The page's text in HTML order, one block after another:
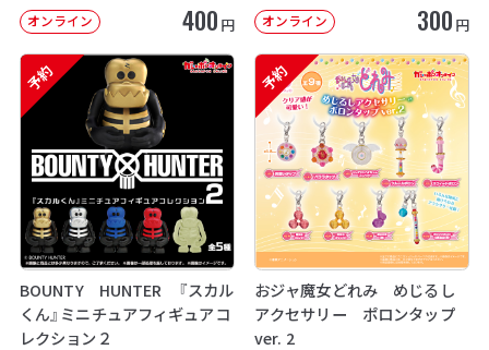
オンライン 400 円 オンライン 300 円
予約
BOUNTY HUNTER 『スカル
くん』ミニチュアフィギュアコ
レクション２
予約
おジャ魔女どれみ めじるし
アクセサリー ポロンタップ
ver. 2